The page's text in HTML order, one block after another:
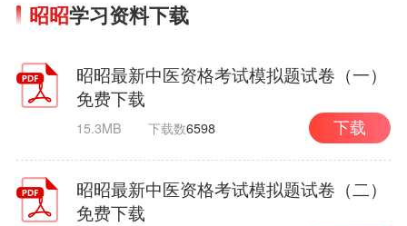
昭昭学习资料下载
昭昭最新中医资格考试模拟题试卷（一）
免费下载
15.3MB 下载数6598 下载
昭昭最新中医资格考试模拟题试卷（二）
免费下载